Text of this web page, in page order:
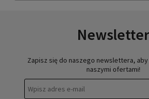
Newsletter
Zapisz się do naszego newslettera, aby
naszymi ofertami!